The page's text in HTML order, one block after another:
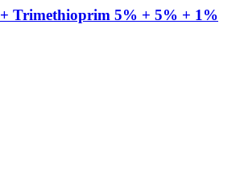
Trimethioprim 5% + 5% + 1%